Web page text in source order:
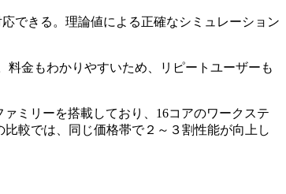
できる。理論値による正確なシミュレーション
金もわかりやすいため、リピートユーザーも
ミリーを搭載しており、16コアのワークステ
比較では、同じ価格帯で２～３割性能が向上し